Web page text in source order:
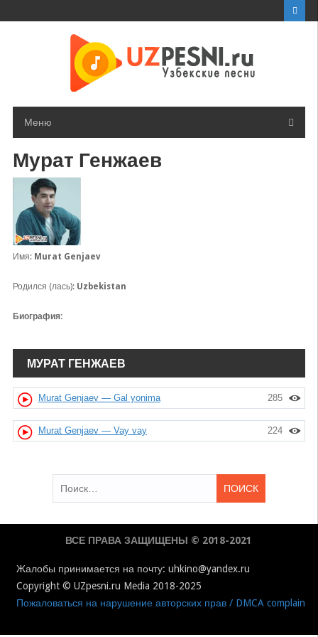
Меню
Мурат Генжаев
Имя: Murat Genjaev
Родился (лась): Uzbekistan
Биография:
МУРАТ ГЕНЖАЕВ
285
Murat Genjaev — Gal yonima
224
Murat Genjaev — Vay vay
ВСЕ ПРАВА ЗАЩИЩЕНЫ © 2018-2021
Жалобы принимается на почту: uhkino@yandex.ru
Copyright © UZpesni.ru Media 2018-2025
Пожаловаться на нарушение авторских прав / DMCA complain